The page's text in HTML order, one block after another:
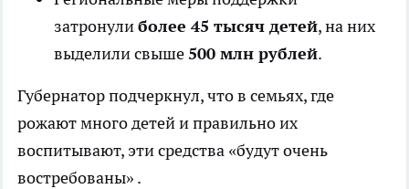
затронулиболее 45 тысяч детей, на них
выделили свыше 500 млн рублей.
Губернатор подчеркнул, что в семьях, где
рожают много детей и правильно их
воспитывают, эти средства «будут очень
востребованы» .